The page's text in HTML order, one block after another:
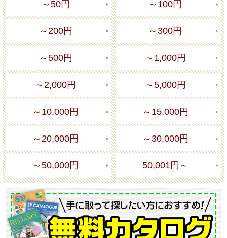
～50円 ～100円
～200円 ～300円
～500円 ～1,000円
～2,000円 ～5,000円
～10,000円 ～15,000円
～20,000円 ～30,000円
～50,000円 50,001円～